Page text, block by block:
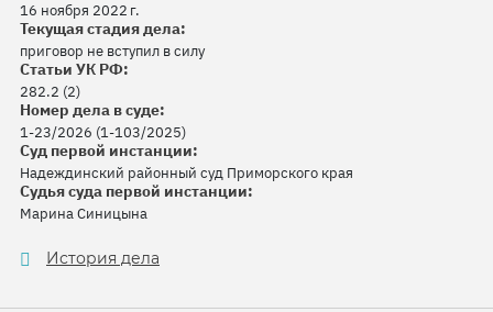
16 ноября 2022 г.
Текущая стадия дела:
приговор не вступил в силу
Статьи УК РФ:
282.2 (2)
Номер дела в суде:
1-23/2026 (1-103/2025)
Суд первой инстанции:
Надеждинский районный суд Приморского края
Судья суда первой инстанции:
Марина Синицына
История дела